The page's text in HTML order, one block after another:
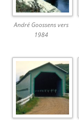
André Goossens vers
1984